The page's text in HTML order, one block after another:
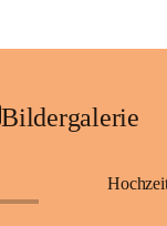
Bildergalerie